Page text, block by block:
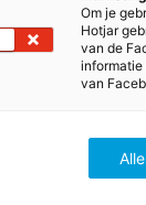
Om je
Hotjar
van de
informatie
van